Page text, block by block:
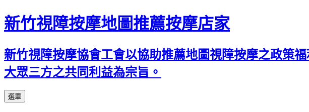
新竹視障按摩地圖推薦按摩店家
新竹視障按摩協會工會以協助推薦地圖視障按摩之政策
大眾三方之共同利益為宗旨。
選單